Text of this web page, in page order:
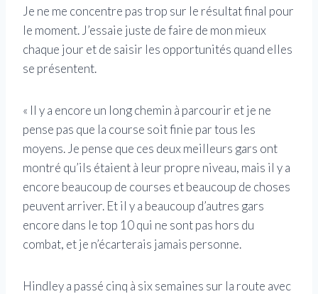
Je ne me concentre pas trop sur le résultat final pour
le moment. J’essaie juste de faire de mon mieux
chaque jour et de saisir les opportunités quand elles
se présentent.
« Il y a encore un long chemin à parcourir et je ne
pense pas que la course soit finie par tous les
moyens. Je pense que ces deux meilleurs gars ont
montré qu’ils étaient à leur propre niveau, mais il y a
encore beaucoup de courses et beaucoup de choses
peuvent arriver. Et il y a beaucoup d’autres gars
encore dans le top 10 qui ne sont pas hors du
combat, et je n’écarterais jamais personne.
Hindley a passé cinq à six semaines sur la route avec